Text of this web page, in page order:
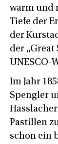
warm und
Tiefe der
der
der „Great
UNESCO-
Im Jahr
Spengler
Pastillen
schon ein